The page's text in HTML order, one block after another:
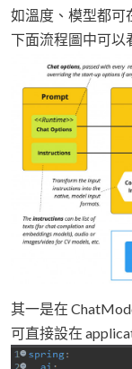
如溫度、模型都可
下面流程圖中可以
其一是在
可直接設在